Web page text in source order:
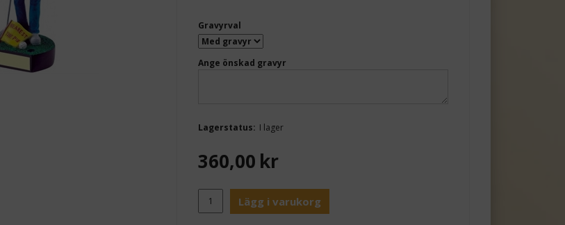
Gravyrval
Ange önskad gravyr
Lagerstatus: I lager
360,00 kr
Lägg i varukorg